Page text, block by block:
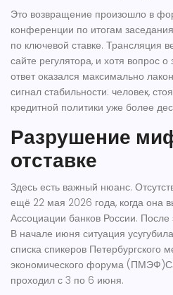
Это возвращение произошло в
конференции по итогам
по ключевой ставке. Трансляция
сайте регулятора, и хотя вопрос
ответ оказался максимально
сигнал стабильности: человек,
кредитной политики уже более
Разрушение
отставке
Здесь есть важный нюанс.
ещё 22 мая 2026 года, когда она
Ассоциации банков России. После
В начале июня ситуация
списка спикеров Петербургского
экономического форума (ПМЭФ)
проходил с 3 по 6 июня.